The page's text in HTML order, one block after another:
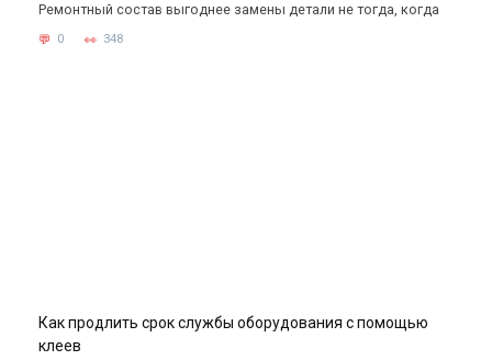
Ремонтный состав выгоднее замены детали не тогда, когда
0 348
Как продлить срок службы оборудования с помощью
клеев